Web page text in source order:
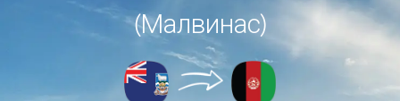
(Малвинас)